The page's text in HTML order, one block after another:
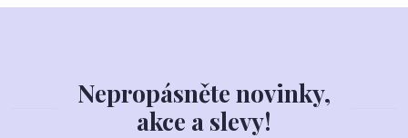
Nepropásněte novinky,
akce a slevy!